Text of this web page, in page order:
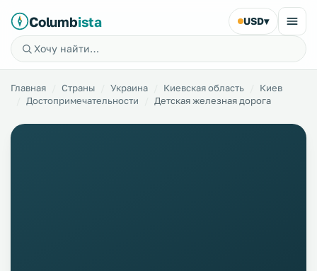
Columbista USD▾
Главная Страны Украина Киевская область
Киев
Достопримечательности
Детская железная дорога